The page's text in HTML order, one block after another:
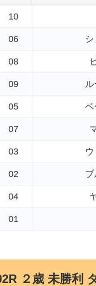
10
06
08
09
05 ベ
07
03
02
04
01
２歳 未勝利